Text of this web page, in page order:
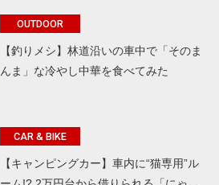
OUTDOOR
【釣りメシ】林道沿いの車中で「そのま
んま」な冷やし中華を食べてみた
CAR & BIKE
【キャンピングカー】車内に“猫専用”ル